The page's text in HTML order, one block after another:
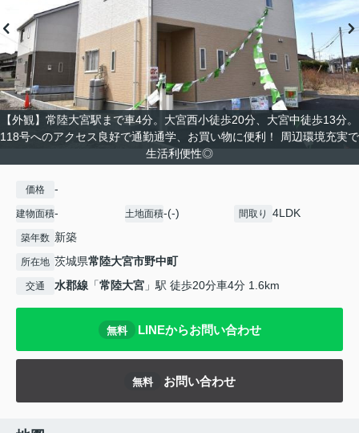
【外観】常陸大宮駅まで車4分。大宮西小徒歩20分、大宮中徒歩13分。
118号へのアクセス良好で通勤通学、お買い物に便利！ 周辺環境充実で
生活利便性◎
価格 -
建物面積- 土地面積-(-) 間取り 4LDK
築年数 新築
所在地 茨城県常陸大宮市野中町
交通 水郡線 「常陸大宮 」駅 徒歩20分車4分 1.6km
無料 LINEからお問い合わせ
無料 お問い合わせ